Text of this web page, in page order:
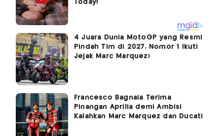
4 Juara Dunia MotoGP yang Resmi
Pindah Tim di 2027, Nomor 1 Ikuti
Jejak Marc Marquez!
Francesco Bagnaia Terima
Pinangan Aprilia demi Ambisi
Kalahkan Marc Marquez dan Ducati